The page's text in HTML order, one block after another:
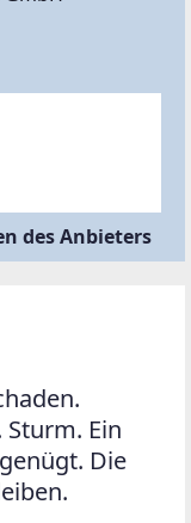
des Anbieters
Sturm. Ein
Die